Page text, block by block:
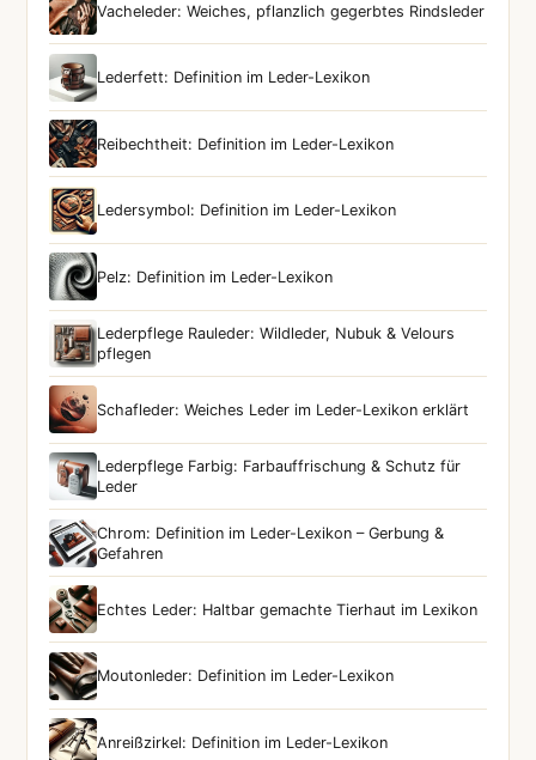
Vacheleder: Weiches, pflanzlich gegerbtes Rindsleder
Lederfett: Definition im Leder-Lexikon
Reibechtheit: Definition im Leder-Lexikon
Ledersymbol: Definition im Leder-Lexikon
Pelz: Definition im Leder-Lexikon
Lederpflege Rauleder: Wildleder, Nubuk & Velours
pflegen
Schafleder: Weiches Leder im Leder-Lexikon erklärt
Lederpflege Farbig: Farbauffrischung & Schutz für
Leder
Chrom: Definition im Leder-Lexikon – Gerbung &
Gefahren
Echtes Leder: Haltbar gemachte Tierhaut im Lexikon
Moutonleder: Definition im Leder-Lexikon
Anreißzirkel: Definition im Leder-Lexikon